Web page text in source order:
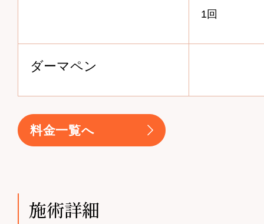
1回
ダーマペン
料金一覧へ
施術詳細